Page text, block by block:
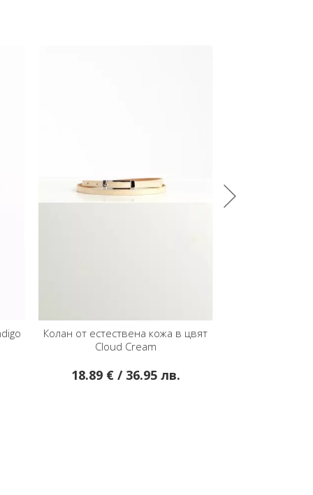
Малка чанта през рамо от
естествена кожа в цвят Cloud Cream
49.95 € / 97.69 лв.